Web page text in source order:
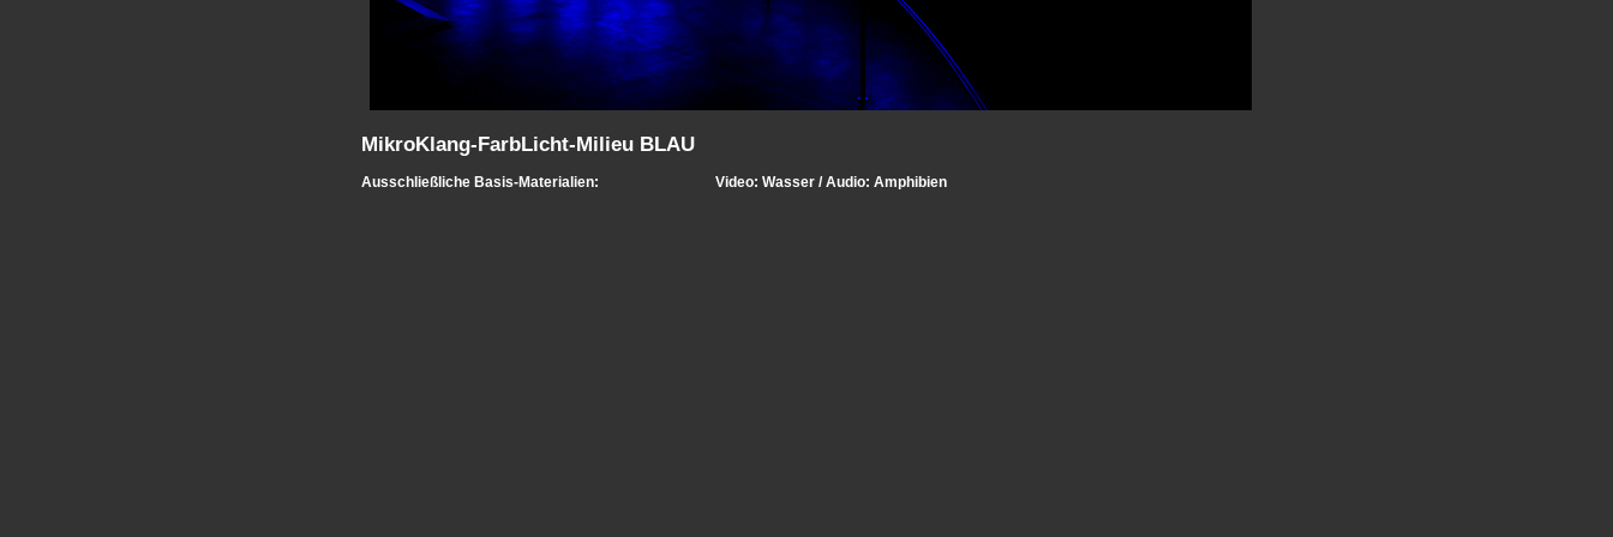
MikroKlang-FarbLicht-Milieu BLAU
Ausschließliche Basis-Materialien: Video: Wasser / Audio: Amphibien